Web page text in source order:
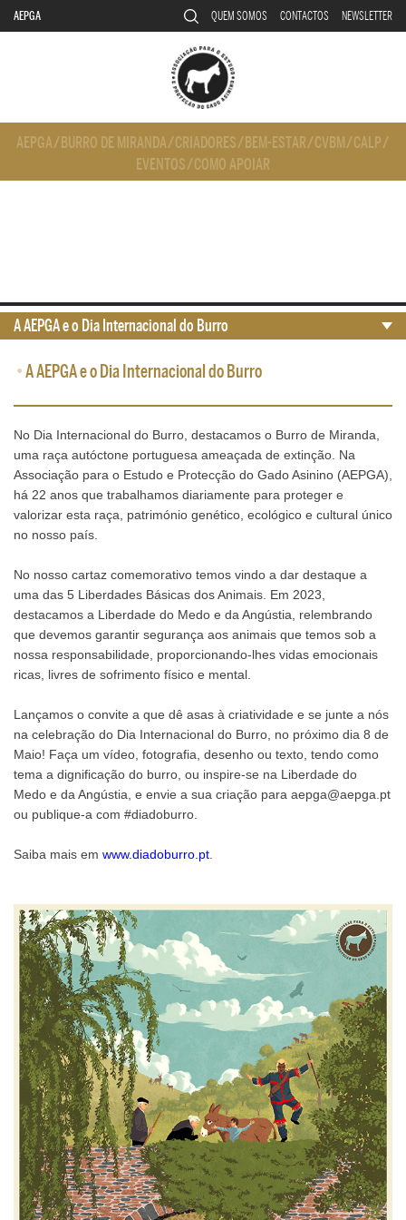
AEPGA QUEM SOMOS CONTACTOS NEWSLETTER
AEPGA/ BURRO DE MIRANDA/CRIADORES/ BEM-ESTAR/CVBM/CALP/
EVENTOS/COMO APOIAR
•A AEPGA e o Dia Internacional do Burro
No Dia Internacional do Burro, destacamos o Burro de Miranda,
uma raça autóctone portuguesa ameaçada de extinção. Na
Associação para o Estudo e Protecção do Gado Asinino (AEPGA),
há 22 anos que trabalhamos diariamente para proteger e
valorizar esta raça, património genético, ecológico e cultural único
no nosso país.
No nosso cartaz comemorativo temos vindo a dar destaque a
uma das 5 Liberdades Básicas dos Animais. Em 2023,
destacamos a Liberdade do Medo e da Angústia, relembrando
que devemos garantir segurança aos animais que temos sob a
nossa responsabilidade, proporcionando-lhes vidas emocionais
ricas, livres de sofrimento físico e mental.
Lançamos o convite a que dê asas à criatividade e se junte a nós
na celebração do Dia Internacional do Burro, no próximo dia 8 de
Maio! Faça um vídeo, fotografia, desenho ou texto, tendo como
tema a dignificação do burro, ou inspire-se na Liberdade do
Medo e da Angústia, e envie a sua criação para aepga@aepga.pt
ou publique-a com #diadoburro
Saiba mais em www.diadoburro.pt
A AEPGA e o Dia Internacional do Burro